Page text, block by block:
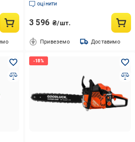
оцінити
3 596 ₴/шт.
Привеземо Доставимо